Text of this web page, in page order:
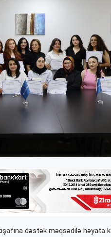
dəstək məqsədilə həyata